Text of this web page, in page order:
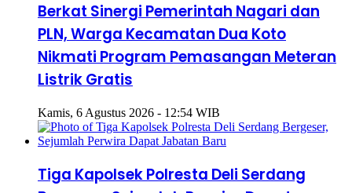
Berkat Sinergi Pemerintah Nagari dan
PLN, Warga Kecamatan Dua Koto
Nikmati Program Pemasangan Meteran
Listrik Gratis
Kamis, 6 Agustus 2026 - 12:54 WIB
Tiga Kapolsek Polresta Deli Serdang